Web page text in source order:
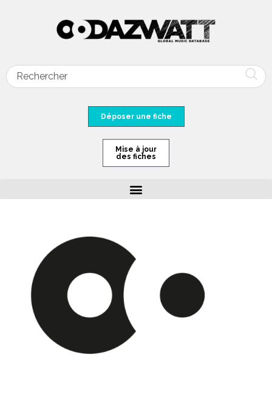
Déposer une fiche
Mise à jour
des fiches